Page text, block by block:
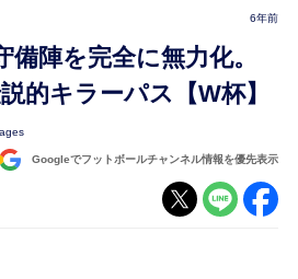
6年前
的キラーパス【W杯】
Googleでフットボールチャンネル情報を優先表示